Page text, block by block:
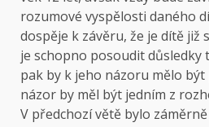
rozumové vyspělosti daného
dospěje k závěru, že je dítě již
je schopno posoudit důsledky
pak by k jeho názoru mělo
názor by měl být jedním z
V předchozí větě bylo